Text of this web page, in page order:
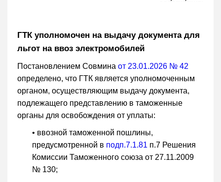
ГТК уполномочен на выдачу документа для
льгот на ввоз электромобилей
Постановлением Совмина от 23.01.2026 № 42
определено, что ГТК является уполномоченным
органом, осуществляющим выдачу документа,
подлежащего представлению в таможенные
органы для освобождения от уплаты:
• ввозной таможенной пошлины,
предусмотренной в подп.7.1.81 п.7 Решения
Комиссии Таможенного союза от 27.11.2009
№ 130;